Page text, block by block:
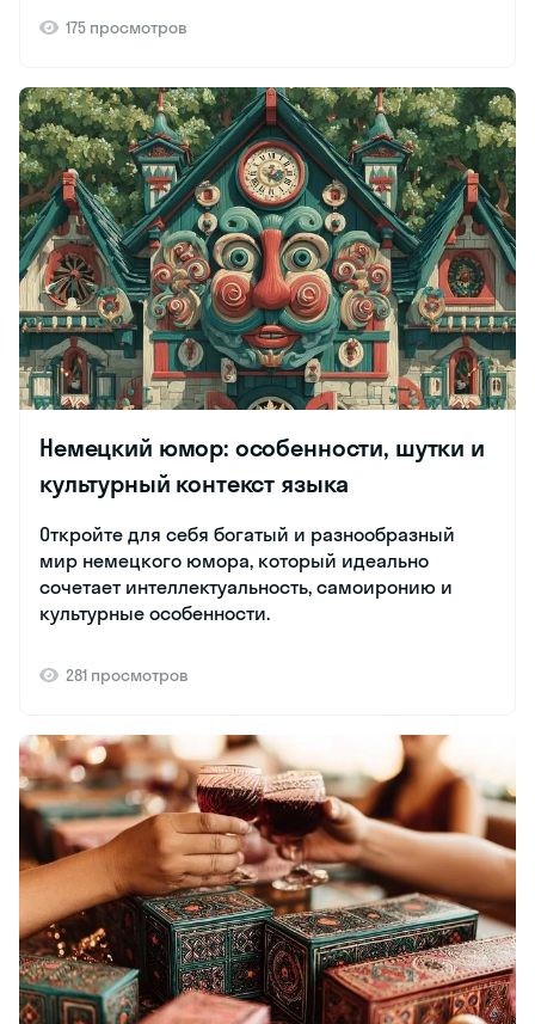
175 просмотров
Немецкий юмор: особенности, шутки и
культурный контекст языка
Откройте для себя богатый и разнообразный
мир немецкого юмора, который идеально
сочетает интеллектуальность, самоиронию и
культурные особенности.
281 просмотров